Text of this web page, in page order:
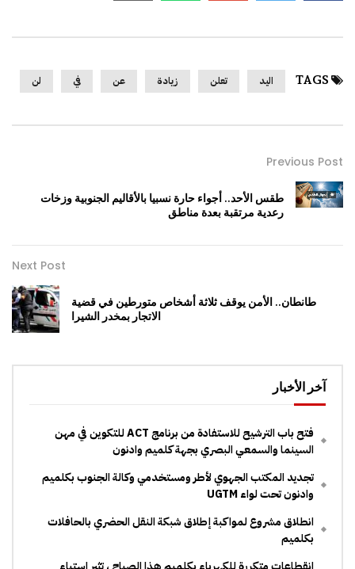
TAGS اليد تعلن زيادة عن في لن
Previous Post
طقس الأحد.. أجواء حارة نسبيا بالأقاليم الجنوبية وزخات
رعدية مرتقبة بعدة مناطق
Next Post
طانطان.. الأمن يوقف ثلاثة أشخاص متورطين في قضية
الاتجار بمخدر الشيرا
آخر الأخبار
فتح باب الترشيح للاستفادة من برنامج ACT للتكوين في مهن
السينما والسمعي البصري بجهة كلميم وادنون
تجديد المكتب الجهوي لأطر ومستخدمي وكالة الجنوب بكلميم
وادنون تحت لواء UGTM
انطلاق مشروع لمواكبة إطلاق شبكة النقل الحضري بالحافلات
بكلميم